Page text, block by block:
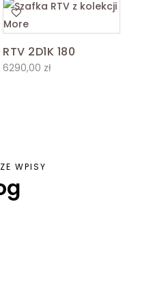
RTV 2D1K 180
6290,00 zł
WPISY